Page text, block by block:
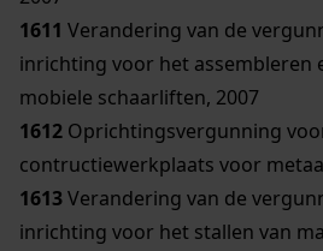
1611 Verandering van de
inrichting voor het assembleren
mobiele schaarliften, 2007
1612 Oprichtingsvergunning
contructiewerkplaats voor
1613Verandering van de
inrichting voor het stallen van